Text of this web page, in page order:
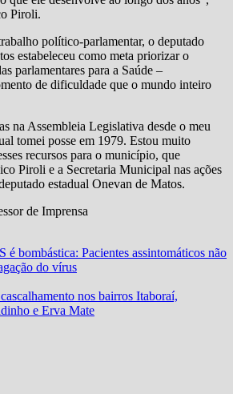
Piroli.
político-parlamentar, o deputado
estabeleceu como meta priorizar o
parlamentares para a Saúde –
de dificuldade que o mundo inteiro
na Assembleia Legislativa desde o meu
tomei posse em 1979. Estou muito
recursos para o município, que
Piroli e a Secretaria Municipal nas ações
estadual Onevan de Matos.
de Imprensa
é bombástica: Pacientes assintomáticos não
do vírus
nos bairros Itaboraí,
e Erva Mate